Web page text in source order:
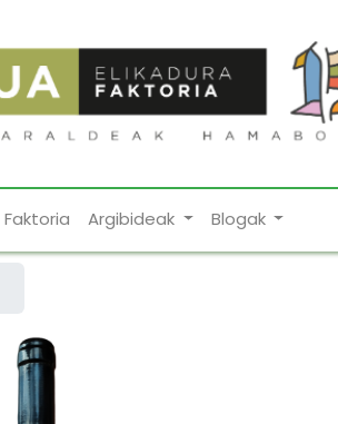
Faktoria Argibideak Blogak